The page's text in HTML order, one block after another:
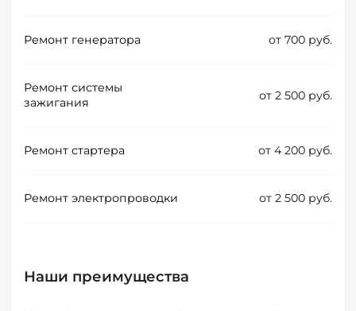
Ремонт генератора от 700 руб.
Ремонт системы
зажигания
от 2 500 руб.
Ремонт стартера от 4 200 руб.
Ремонт электропроводки от 2 500 руб.
Наши преимущества